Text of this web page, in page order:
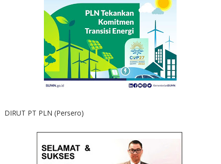
DIRUT PT PLN (Persero)